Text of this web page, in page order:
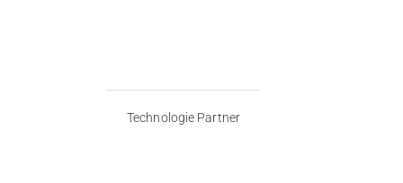
Technologie Partner